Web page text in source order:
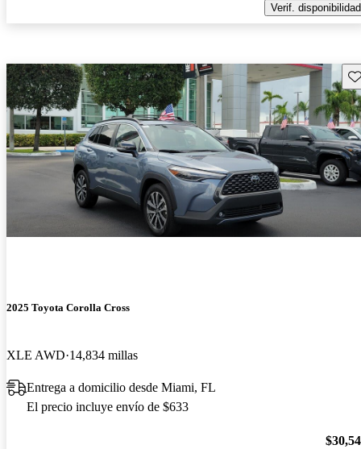
Verif. disponibilidad
2025 Toyota Corolla Cross
XLE AWD 14,834 millas
Entrega a domicilio desde Miami, FL
El precio incluye envío de $633